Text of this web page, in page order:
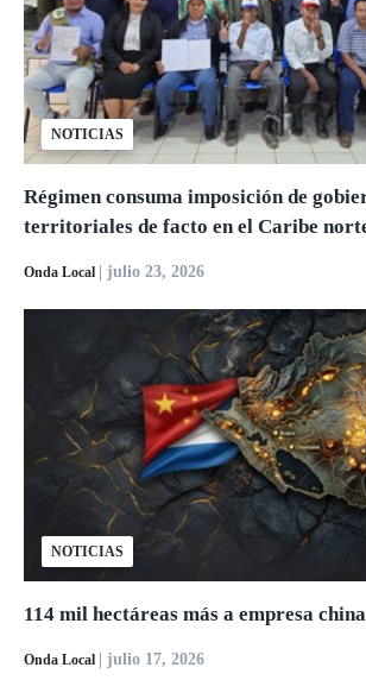
NOTICIAS
Régimen consuma imposición de
territoriales de facto en el Caribe
Onda Local | julio 23, 2026
NOTICIAS
114 mil hectáreas más a empresa china
Onda Local | julio 17, 2026